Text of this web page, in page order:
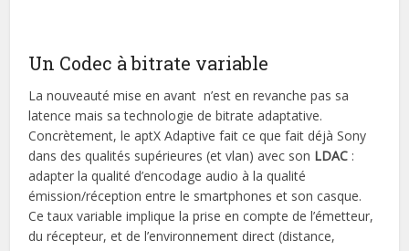
Un Codec à bitrate variable
La nouveauté mise en avant n’est en revanche pas sa
latence mais sa technologie de bitrate adaptative.
Concrètement, le aptX Adaptive fait ce que fait déjà Sony
dans des qualités supérieures (et vlan) avec son LDAC :
adapter la qualité d’encodage audio à la qualité
émission/réception entre le smartphones et son casque.
Ce taux variable implique la prise en compte de l’émetteur,
du récepteur, et de l’environnement direct (distance,